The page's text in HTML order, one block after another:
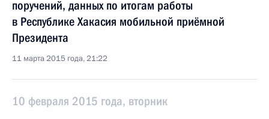
поручений, данных по итогам работы
в Республике Хакасия мобильной приёмной
Президента
11 марта 2015 года, 21:22
10 февраля 2015 года, вторник